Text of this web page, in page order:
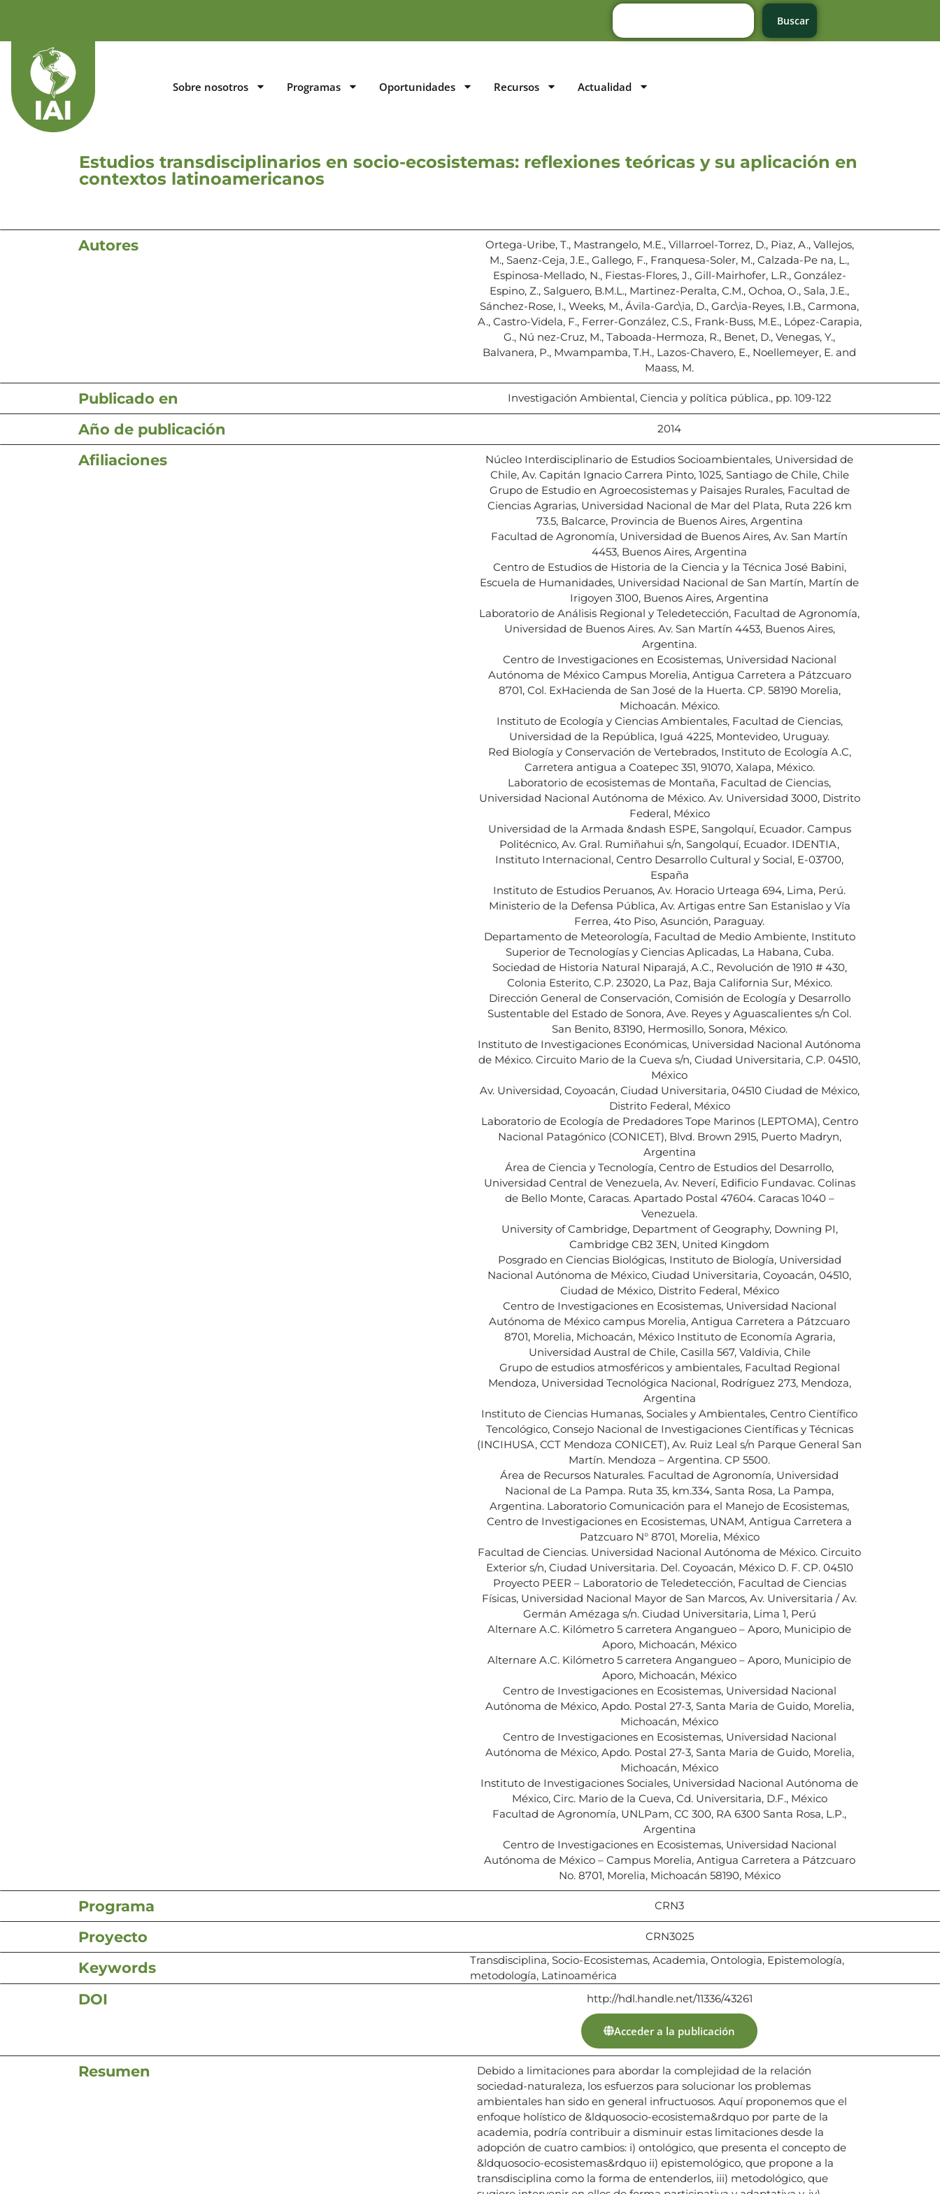
Buscar
Sobre nosotros Programas Oportunidades Recursos Actualidad
Estudios transdisciplinarios en socio-ecosistemas: reflexiones teóricas y su aplicación en
contextos latinoamericanos
Autores
Ortega-Uribe, T., Mastrangelo, M.E., Villarroel-Torrez, D., Piaz, A., Vallejos,
M., Saenz-Ceja, J.E., Gallego, F., Franquesa-Soler, M., Calzada-Pe na, L.,
Espinosa-Mellado, N., Fiestas-Flores, J., Gill-Mairhofer, L.R., González-
Espino, Z., Salguero, B.M.L., Martinez-Peralta, C.M., Ochoa, O., Sala, J.E.,
Sánchez-Rose, I., Weeks, M., Ávila-Garc\ia, D., Garc\ia-Reyes, I.B., Carmona,
A., Castro-Videla, F., Ferrer-González, C.S., Frank-Buss, M.E., López-Carapia,
G., Nú nez-Cruz, M., Taboada-Hermoza, R., Benet, D., Venegas, Y.,
Balvanera, P., Mwampamba, T.H., Lazos-Chavero, E., Noellemeyer, E. and
Maass, M.
Publicado en Investigación Ambiental, Ciencia y política pública., pp. 109-122
Año de publicación 2014
Afiliaciones
Núcleo Interdisciplinario de Estudios Socioambientales, Universidad de
Chile, Av. Capitán Ignacio Carrera Pinto, 1025, Santiago de Chile, Chile
Grupo de Estudio en Agroecosistemas y Paisajes Rurales, Facultad de
Ciencias Agrarias, Universidad Nacional de Mar del Plata, Ruta 226 km
73.5, Balcarce, Provincia de Buenos Aires, Argentina
Facultad de Agronomía, Universidad de Buenos Aires, Av. San Martín
4453, Buenos Aires, Argentina
Centro de Estudios de Historia de la Ciencia y la Técnica José Babini,
Escuela de Humanidades, Universidad Nacional de San Martín, Martín de
Irigoyen 3100, Buenos Aires, Argentina
Laboratorio de Análisis Regional y Teledetección, Facultad de Agronomía,
Universidad de Buenos Aires. Av. San Martín 4453, Buenos Aires,
Argentina.
Centro de Investigaciones en Ecosistemas, Universidad Nacional
Autónoma de México Campus Morelia, Antigua Carretera a Pátzcuaro
8701, Col. ExHacienda de San José de la Huerta. CP. 58190 Morelia,
Michoacán. México.
Instituto de Ecología y Ciencias Ambientales, Facultad de Ciencias,
Universidad de la República, Iguá 4225, Montevideo, Uruguay.
Red Biología y Conservación de Vertebrados, Instituto de Ecología A.C,
Carretera antigua a Coatepec 351, 91070, Xalapa, México.
Laboratorio de ecosistemas de Montaña, Facultad de Ciencias,
Universidad Nacional Autónoma de México. Av. Universidad 3000, Distrito
Federal, México
Universidad de la Armada &ndash ESPE, Sangolquí, Ecuador. Campus
Politécnico, Av. Gral. Rumiñahui s/n, Sangolquí, Ecuador. IDENTIA,
Instituto Internacional, Centro Desarrollo Cultural y Social, E-03700,
España
Instituto de Estudios Peruanos, Av. Horacio Urteaga 694, Lima, Perú.
Ministerio de la Defensa Pública, Av. Artigas entre San Estanislao y Vía
Ferrea, 4to Piso, Asunción, Paraguay.
Departamento de Meteorología, Facultad de Medio Ambiente, Instituto
Superior de Tecnologías y Ciencias Aplicadas, La Habana, Cuba.
Sociedad de Historia Natural Niparajá, A.C., Revolución de 1910 # 430,
Colonia Esterito, C.P. 23020, La Paz, Baja California Sur, México.
Dirección General de Conservación, Comisión de Ecología y Desarrollo
Sustentable del Estado de Sonora, Ave. Reyes y Aguascalientes s/n Col.
San Benito, 83190, Hermosillo, Sonora, México.
Instituto de Investigaciones Económicas, Universidad Nacional Autónoma
de México. Circuito Mario de la Cueva s/n, Ciudad Universitaria, C.P. 04510,
México
Av. Universidad, Coyoacán, Ciudad Universitaria, 04510 Ciudad de México,
Distrito Federal, México
Laboratorio de Ecología de Predadores Tope Marinos (LEPTOMA), Centro
Nacional Patagónico (CONICET), Blvd. Brown 2915, Puerto Madryn,
Argentina
Área de Ciencia y Tecnología, Centro de Estudios del Desarrollo,
Universidad Central de Venezuela, Av. Neverí, Edificio Fundavac. Colinas
de Bello Monte, Caracas. Apartado Postal 47604. Caracas 1040 –
Venezuela.
University of Cambridge, Department of Geography, Downing PI,
Cambridge CB2 3EN, United Kingdom
Posgrado en Ciencias Biológicas, Instituto de Biología, Universidad
Nacional Autónoma de México, Ciudad Universitaria, Coyoacán, 04510,
Ciudad de México, Distrito Federal, México
Centro de Investigaciones en Ecosistemas, Universidad Nacional
Autónoma de México campus Morelia, Antigua Carretera a Pátzcuaro
8701, Morelia, Michoacán, México Instituto de Economía Agraria,
Universidad Austral de Chile, Casilla 567, Valdivia, Chile
Grupo de estudios atmosféricos y ambientales, Facultad Regional
Mendoza, Universidad Tecnológica Nacional, Rodríguez 273, Mendoza,
Argentina
Instituto de Ciencias Humanas, Sociales y Ambientales, Centro Científico
Tencológico, Consejo Nacional de Investigaciones Científicas y Técnicas
(INCIHUSA, CCT Mendoza CONICET), Av. Ruiz Leal s/n Parque General San
Martín. Mendoza – Argentina. CP 5500.
Área de Recursos Naturales. Facultad de Agronomía, Universidad
Nacional de La Pampa. Ruta 35, km.334, Santa Rosa, La Pampa,
Argentina. Laboratorio Comunicación para el Manejo de Ecosistemas,
Centro de Investigaciones en Ecosistemas, UNAM, Antigua Carretera a
Patzcuaro N° 8701, Morelia, México
Facultad de Ciencias. Universidad Nacional Autónoma de México. Circuito
Exterior s/n, Ciudad Universitaria. Del. Coyoacán, México D. F. CP. 04510
Proyecto PEER – Laboratorio de Teledetección, Facultad de Ciencias
Físicas, Universidad Nacional Mayor de San Marcos, Av. Universitaria / Av.
Germán Amézaga s/n. Ciudad Universitaria, Lima 1, Perú
Alternare A.C. Kilómetro 5 carretera Angangueo – Aporo, Municipio de
Aporo, Michoacán, México
Alternare A.C. Kilómetro 5 carretera Angangueo – Aporo, Municipio de
Aporo, Michoacán, México
Centro de Investigaciones en Ecosistemas, Universidad Nacional
Autónoma de México, Apdo. Postal 27-3, Santa Maria de Guido, Morelia,
Michoacán, México
Centro de Investigaciones en Ecosistemas, Universidad Nacional
Autónoma de México, Apdo. Postal 27-3, Santa Maria de Guido, Morelia,
Michoacán, México
Instituto de Investigaciones Sociales, Universidad Nacional Autónoma de
México, Circ. Mario de la Cueva, Cd. Universitaria, D.F., México
Facultad de Agronomía, UNLPam, CC 300, RA 6300 Santa Rosa, L.P.,
Argentina
Centro de Investigaciones en Ecosistemas, Universidad Nacional
Autónoma de México – Campus Morelia, Antigua Carretera a Pátzcuaro
No. 8701, Morelia, Michoacán 58190, México
Programa CRN3
Proyecto CRN3025
Keywords
Transdisciplina, Socio-Ecosistemas, Academia, Ontologia, Epistemología,
metodología, Latinoamérica
DOI http://hdl.handle.net/11336/43261
Acceder a la publicación
Resumen
Debido a limitaciones para abordar la complejidad de la relación
sociedad-naturaleza, los esfuerzos para solucionar los problemas
ambientales han sido en general infructuosos. Aquí proponemos que el
enfoque holístico de &ldquosocio-ecosistema&rdquo por parte de la
academia, podría contribuir a disminuir estas limitaciones desde la
adopción de cuatro cambios: i) ontológico, que presenta el concepto de
&ldquosocio-ecosistemas&rdquo ii) epistemológico, que propone a la
transdisciplina como la forma de entenderlos, iii) metodológico, que